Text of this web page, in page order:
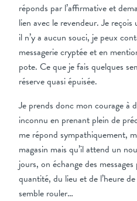
réponds par l’affirmative et
lien avec le revendeur. Je
il n’y a aucun souci, je peux
messagerie cryptée et en
pote. Ce que je fais quelques
réserve quasi épuisée.
Je prends donc mon courage à
inconnu en prenant plein de
me répond sympathiquement,
magasin mais qu’il attend un
jours, on échange des
quantité, du lieu et de l’heure
semble rouler…